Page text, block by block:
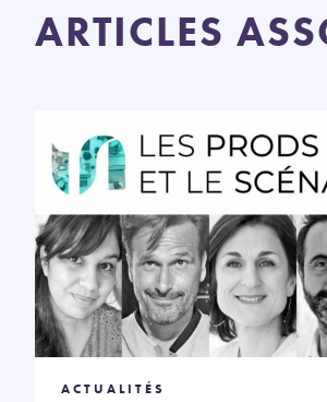
ARTICLES
ACTUALITÉS